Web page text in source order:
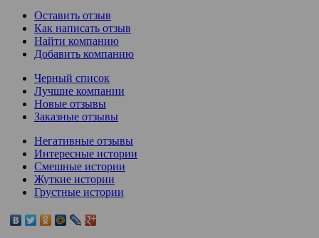
Оставить отзыв
Как написать отзыв
Найти компанию
Добавить компанию
Черный список
Лучшие компании
Новые отзывы
Заказные отзывы
Негативные отзывы
Интересные истории
Смешные истории
Жуткие истории
Грустные истории